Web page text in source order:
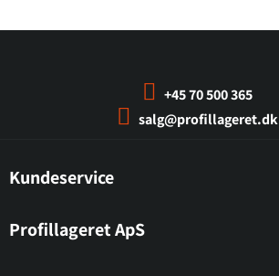
+45 70 500 365
salg@profillageret.dk
Kundeservice
Profillageret ApS